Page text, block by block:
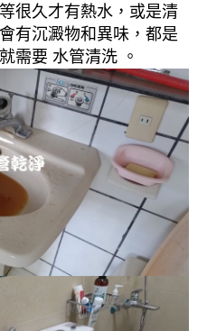
很久才有熱水，或是清
有沉澱物和異味，都是
需要 水管清洗 。